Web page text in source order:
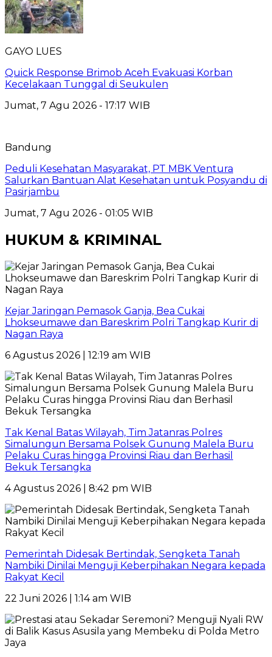
GAYO LUES
Quick Response Brimob Aceh Evakuasi Korban
Kecelakaan Tunggal di Seukulen
Jumat, 7 Agu 2026 - 17:17 WIB
Bandung
Peduli Kesehatan Masyarakat, PT MBK Ventura
Salurkan Bantuan Alat Kesehatan untuk Posyandu di
Pasirjambu
Jumat, 7 Agu 2026 - 01:05 WIB
HUKUM & KRIMINAL
Kejar Jaringan Pemasok Ganja, Bea Cukai
Lhokseumawe dan Bareskrim Polri Tangkap Kurir di
Nagan Raya
6 Agustus 2026 | 12:19 am WIB
Tak Kenal Batas Wilayah, Tim Jatanras Polres
Simalungun Bersama Polsek Gunung Malela Buru
Pelaku Curas hingga Provinsi Riau dan Berhasil
Bekuk Tersangka
4 Agustus 2026 | 8:42 pm WIB
Pemerintah Didesak Bertindak, Sengketa Tanah
Nambiki Dinilai Menguji Keberpihakan Negara kepada
Rakyat Kecil
22 Juni 2026 | 1:14 am WIB